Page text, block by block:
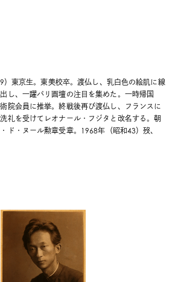
東京生。東美校卒。渡仏し、乳白色の絵肌に線
し、一躍パリ画壇の注目を集めた。一時帰国
院会員に推挙。終戦後再び渡仏し、フランスに
礼を受けてレオナール・フジタと改名する。朝
ド・ヌール勲章受章。1968年（昭和43）歿、